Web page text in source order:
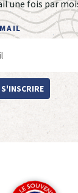
une fois par
S'INSCRIRE